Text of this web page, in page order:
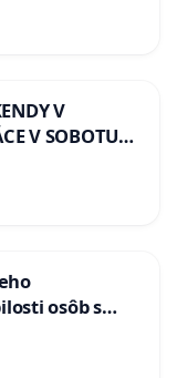
V
V SOBOTU
osôb s